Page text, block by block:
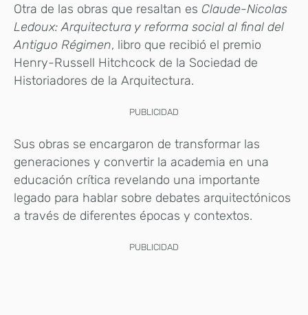
Otra de las obras que resaltan es Claude-Nicolas
Ledoux: Arquitectura y reforma social al final del
Antiguo Régimen, libro que recibió el premio
Henry-Russell Hitchcock de la Sociedad de
Historiadores de la Arquitectura.
PUBLICIDAD
Sus obras se encargaron de transformar las
generaciones y convertir la academia en una
educación crítica revelando una importante
legado para hablar sobre debates arquitectónicos
a través de diferentes épocas y contextos.
PUBLICIDAD